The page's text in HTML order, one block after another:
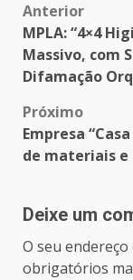
Post
Anterior
MPLA: “4×4
Massivo, com
Difamação
Próximo
Empresa
de materiais e
Deixe um
O seu
obrigatórios